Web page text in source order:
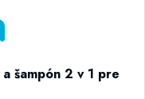
šampón 2 v 1 pre